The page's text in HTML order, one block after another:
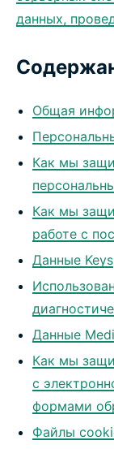
данных,
Общая
Как мы
Как мы
работе с
Данные Keys
Данные
Как мы
с
формами
Файлы